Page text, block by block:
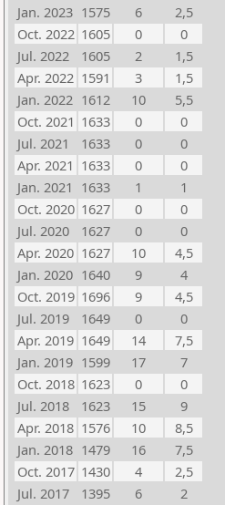
Jan. 2023 1575 6
2,5
Oct. 2022 1605 0
0
Jul. 2022
1605 2
1,5
Apr. 2022 1591 3
1,5
Jan. 2022 1612 10
5,5
Oct. 2021 1633 0
0
Jul. 2021
1633 0
0
Apr. 2021 1633 0
0
Jan. 2021 1633 1
1
Oct. 2020 1627 0
0
Jul. 2020
1627 0
0
Apr. 2020 1627 10
4,5
Jan. 2020 1640 9
4
Oct. 2019 1696 9
4,5
Jul. 2019
1649 0
0
Apr. 2019 1649 14
7,5
Jan. 2019 1599 17
7
Oct. 2018 1623 0
0
Jul. 2018
1623 15
9
Apr. 2018 1576 10
8,5
Jan. 2018 1479 16
7,5
Oct. 2017 1430 4
2,5
Jul. 2017
1395 6
2